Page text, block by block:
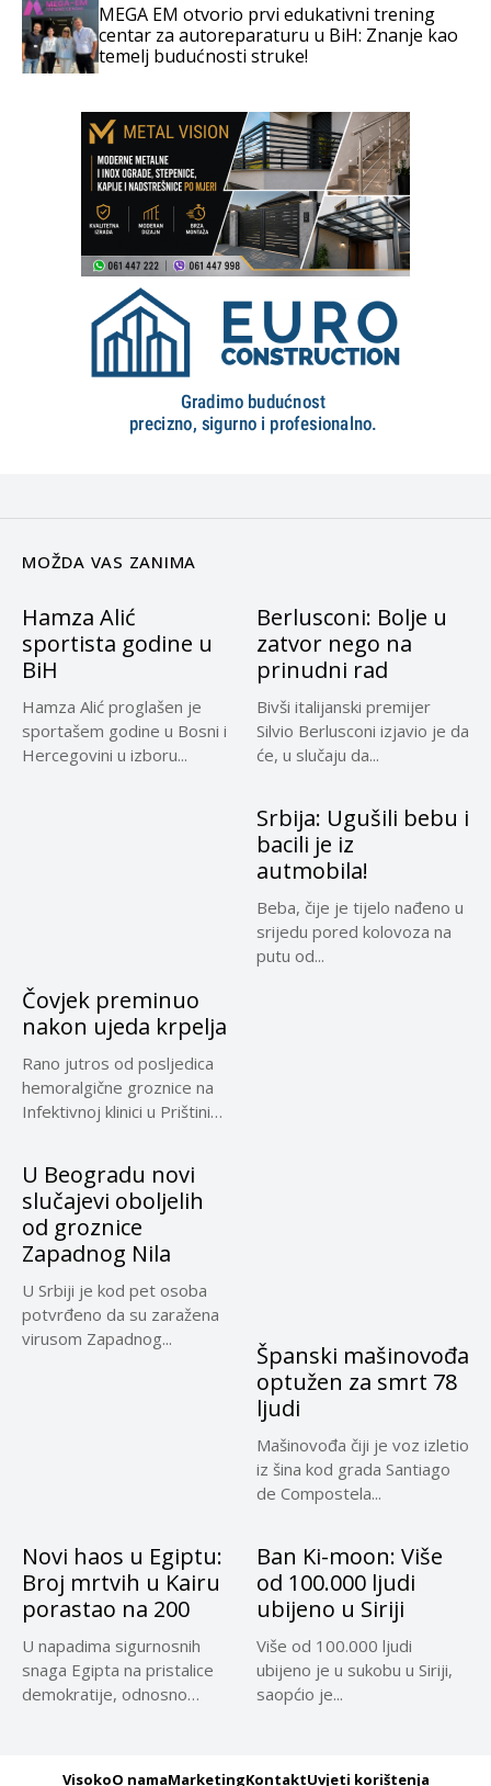
MEGA EM otvorio prvi edukativni trening
centar za autoreparaturu u BiH: Znanje kao
temelj budućnosti struke!
MOŽDA VAS ZANIMA
Hamza Alić
sportista godine u
BiH
Hamza Alić proglašen je
sportašem godine u Bosni i
Hercegovini u izboru...
Berlusconi: Bolje u
zatvor nego na
prinudni rad
Bivši italijanski premijer
Silvio Berlusconi izjavio je da
će, u slučaju da...
Čovjek preminuo
nakon ujeda krpelja
Rano jutros od posljedica
hemoralgične groznice na
Infektivnoj klinici u Prištini
Srbija: Ugušili bebu i
bacili je iz
autmobila!
Beba, čije je tijelo nađeno u
srijedu pored kolovoza na
putu od...
U Beogradu novi
slučajevi oboljelih
od groznice
Zapadnog Nila
U Srbiji je kod pet osoba
potvrđeno da su zaražena
virusom Zapadnog...
Španski mašinovođa
optužen za smrt 78
ljudi
Mašinovođa čiji je voz izletio
iz šina kod grada Santiago
de Compostela...
Novi haos u Egiptu:
Broj mrtvih u Kairu
porastao na 200
U napadima sigurnosnih
snaga Egipta na pristalice
demokratije, odnosno
Ban Ki-moon: Više
od 100.000 ljudi
ubijeno u Siriji
Više od 100.000 ljudi
ubijeno je u sukobu u Siriji,
saopćio je...
VisokoO namaMarketingKontaktUvjeti korištenja